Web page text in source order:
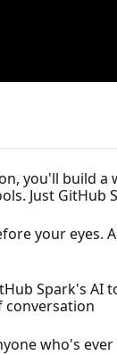
you'll build a
Just GitHub
your eyes.
Spark's
conversation
who's